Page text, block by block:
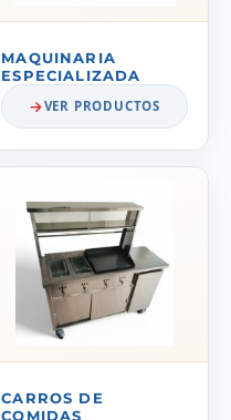
MAQUINARIA
ESPECIALIZADA
VER PRODUCTOS
CARROS DE
COMIDAS